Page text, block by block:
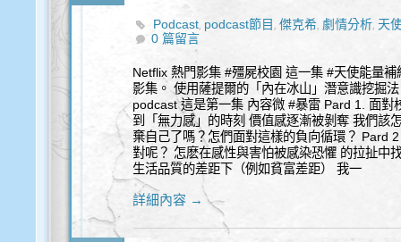
Podcast, podcast節目 ,傑克希, 劇情分析, 天
0 篇留言
Netflix 熱門影集 #殭屍校園 這一集 #天使能量
影集。 使用薩提爾的「內在冰山」潛意識挖掘
podcast 這是第一集 內容微 #暴雷 Pard 1. 面
到「無力感」的時刻 價值感逐漸被剝奪 我們
棄自己了嗎？怎們面對這樣的負向循環？
對呢？ 怎麽在感性與害怕被感染恐懼 的拉扯中
生活品質的差距下（例如貧富差距） 我一
詳細內容 →